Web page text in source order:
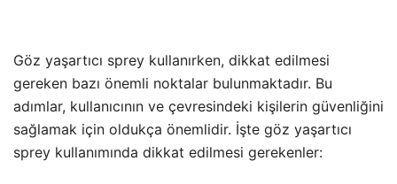
Göz yaşartıcı sprey kullanırken, dikkat edilmesi
gereken bazı önemli noktalar bulunmaktadır. Bu
adımlar, kullanıcının ve çevresindeki kişilerin güvenliğini
sağlamak için oldukça önemlidir. İşte göz yaşartıcı
sprey kullanımında dikkat edilmesi gerekenler: